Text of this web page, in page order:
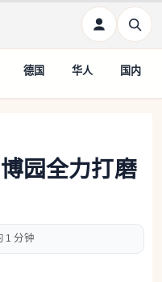
德国 华人 国内
园全力打磨
1 分钟